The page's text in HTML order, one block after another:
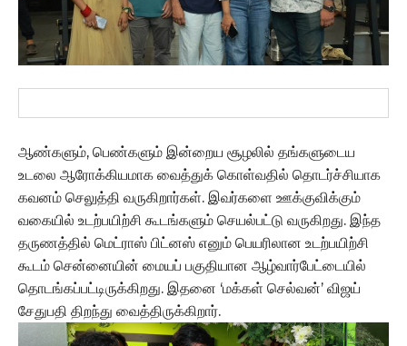
ஆண்களும், பெண்களும் இன்றைய சூழலில் தங்களுடைய
உடலை ஆரோக்கியமாக வைத்துக் கொள்வதில் தொடர்ச்சியாக
கவனம் செலுத்தி வருகிறார்கள். இவர்களை ஊக்குவிக்கும்
வகையில் உடற்பயிற்சி கூடங்களும் செயல்பட்டு வருகிறது. இந்த
தருணத்தில் மெட்ராஸ் பிட்னஸ் எனும் பெயரிலான உடற்பயிற்சி
கூடம் சென்னையின் மையப் பகுதியான ஆழ்வார்பேட்டையில்
தொடங்கப்பட்டிருக்கிறது. இதனை ‘மக்கள் செல்வன்’ விஜய்
சேதுபதி திறந்து வைத்திருக்கிறார்.